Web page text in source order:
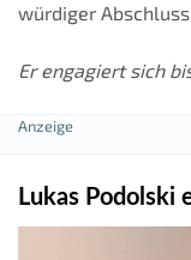
würdiger
Er engagiert sich
Lukas Podolski